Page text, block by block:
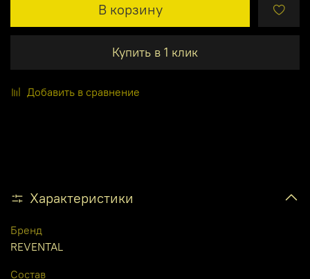
В корзину
Купить в 1 клик
Добавить в сравнение
Характеристики
Бренд
REVENTAL
Состав